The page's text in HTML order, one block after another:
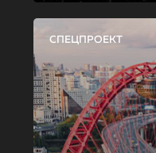
СПЕЦПРОЕКТ